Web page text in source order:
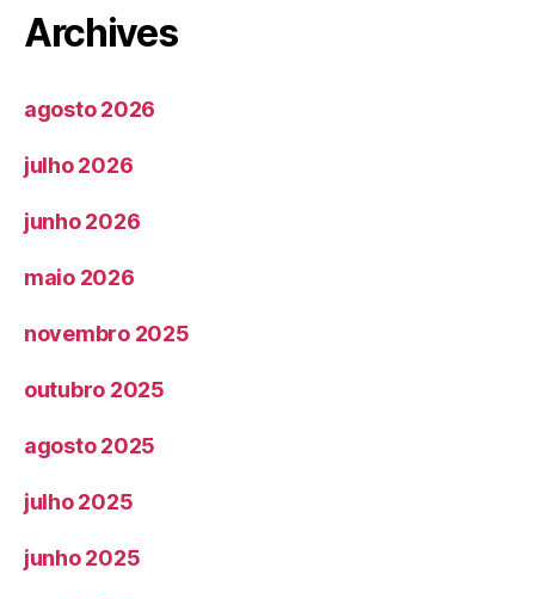
Archives
agosto 2026
julho 2026
junho 2026
maio 2026
novembro 2025
outubro 2025
agosto 2025
julho 2025
junho 2025